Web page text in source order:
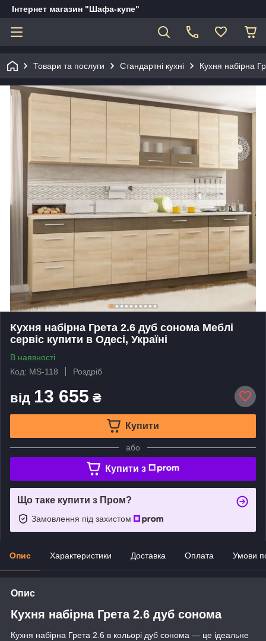
Інтернет магазин "Шафа-купе"
Товари та послуги Стандартні кухні Кухня набірна
Кухня набірна Грета 2.6 дуб сонома Меблі
сервіс купити в Одесі, Україні
В наявності
Код: MS-118
Роздріб
від 13 655 ₴
Купити
або
Купити з
Що таке купити з Пром?
Замовлення під захистом
Опис Характеристики Доставка Оплата Умови
Опис
Кухня набірна Грета 2.6 дуб сонома
Кухня набірна Грета 2.6 в кольорі дуб сонома — це ідеальне